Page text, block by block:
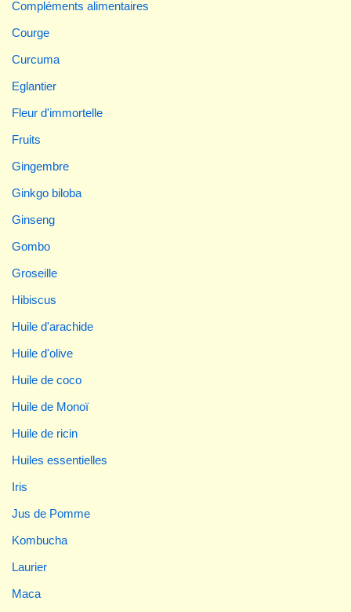
Compléments alimentaires
Courge
Curcuma
Eglantier
Fleur d'immortelle
Fruits
Gingembre
Ginkgo biloba
Ginseng
Gombo
Groseille
Hibiscus
Huile d'arachide
Huile d'olive
Huile de coco
Huile de Monoï
Huile de ricin
Huiles essentielles
Iris
Jus de Pomme
Kombucha
Laurier
Maca